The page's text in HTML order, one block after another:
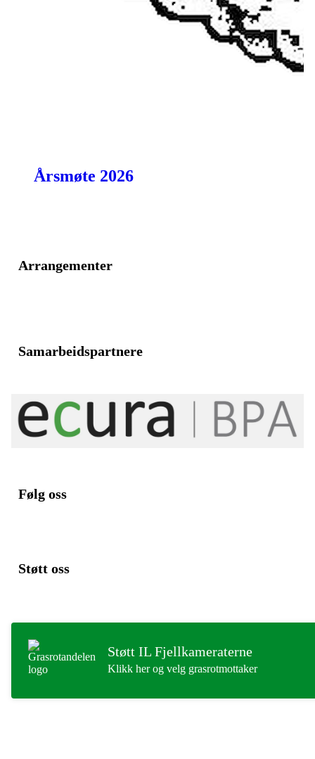
Årsmøte 2026
Arrangementer
Samarbeidspartnere
Følg oss
Støtt oss
Støtt IL Fjellkameraterne
Klikk her og velg grasrotmottaker